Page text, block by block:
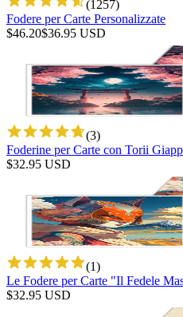
(1257)
Fodere per Carte Personalizzate
$46.20$36.95 USD
(3)
Foderine per Carte con Torii
$32.95 USD
(1)
Le Fodere per Carte "Il Fedele
$32.95 USD